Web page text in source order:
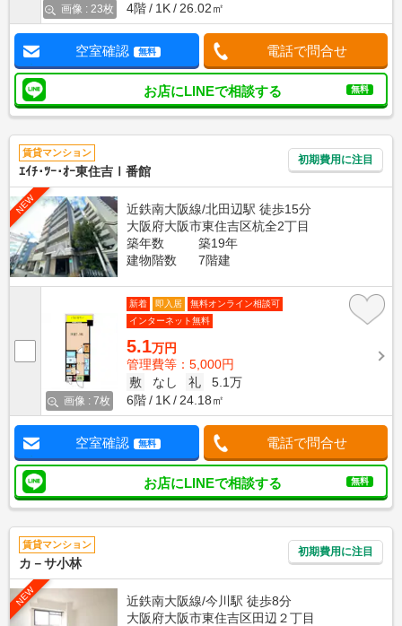
画像 : 23枚
4階
1K 26.02㎡
空室確認 無料 電話で問合せ
お店にLINEで相談する 無料
賃貸マンション
ｴｲﾁ･ﾂｰ･ｵｰ東住吉Ⅰ番館
初期費用に注目
NEW
近鉄南大阪線/北田辺駅 徒歩15分
大阪府大阪市東住吉区杭全2丁目
築年数
築19年
建物階数
7階建
画像 : 7枚
新着 即入居
無料オンライン相談可
インターネット無料
5.1万円
管理費等：5,000円
敷
なし 礼
5.1万
6階
1K 24.18㎡
空室確認 無料 電話で問合せ
お店にLINEで相談する 無料
賃貸マンション
カ－サ小林
初期費用に注目
NEW
近鉄南大阪線/今川駅 徒歩8分
大阪府大阪市東住吉区田辺２丁目